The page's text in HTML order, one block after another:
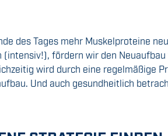
des Tages mehr Muskelproteine
fördern wir den
wird durch eine
Und auch gesundheitlich